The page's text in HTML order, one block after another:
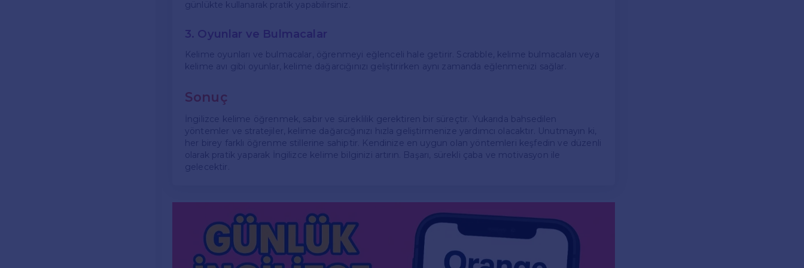
günlükte kullanarak pratik yapabilirsiniz.
3. Oyunlar ve Bulmacalar
Kelime oyunları ve bulmacalar, öğrenmeyi eğlenceli hale getirir. Scrabble, kelime bulmacaları veya
kelime avı gibi oyunlar, kelime dağarcığınızı geliştirirken aynı zamanda eğlenmenizi sağlar.
Sonuç
İngilizce kelime öğrenmek, sabır ve süreklilik gerektiren bir süreçtir. Yukarıda bahsedilen
yöntemler ve stratejiler, kelime dağarcığınızı hızla geliştirmenize yardımcı olacaktır. Unutmayın ki,
her birey farklı öğrenme stillerine sahiptir. Kendinize en uygun olan yöntemleri keşfedin ve düzenli
olarak pratik yaparak İngilizce kelime bilginizi artırın. Başarı, sürekli çaba ve motivasyon ile
gelecektir.